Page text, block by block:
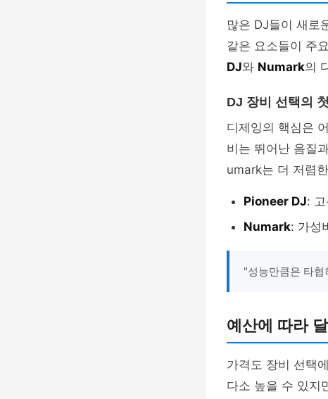
많은 DJ들이 새로
같은 요소들이 주
DJ와 Numark의
DJ 장비 선택의
디제잉의 핵심은
비는 뛰어난 음질
umark는 더 저렴
Pioneer DJ:
Numark: 가성
"성능만큼은 타
예산에 따라
가격도 장비 선택
다소 높을 수 있지